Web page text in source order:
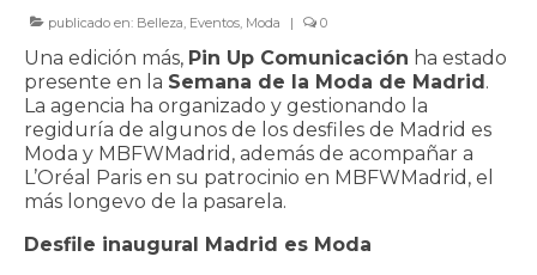
publicado en: Belleza, Eventos, Moda | 0
Una edición más, Pin Up Comunicación ha estado
presente en la Semana de la Moda de Madrid .
La agencia ha organizado y gestionando la
regiduría de algunos de los desfiles de Madrid es
Moda y MBFWMadrid, además de acompañar a
L’Oréal Paris en su patrocinio en MBFWMadrid, el
más longevo de la pasarela.
Desfile inaugural Madrid es Moda